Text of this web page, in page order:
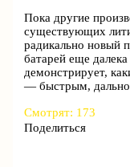
Пока другие
существующих
радикально новый
батарей еще
демонстрирует,
— быстрым,
Смотрят: 173
Поделиться